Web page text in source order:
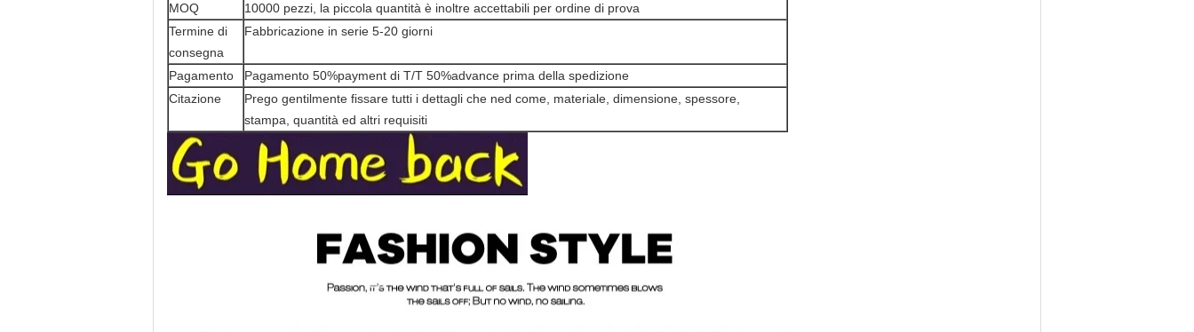
MOQ
10000 pezzi, la piccola quantità è inoltre accettabili per ordine di prova
Termine di
consegna
Fabbricazione in serie 5-20 giorni
Pagamento
Pagamento 50%payment di T/T 50%advance prima della spedizione
Citazione
Prego gentilmente fissare tutti i dettagli che ned come, materiale, dimensione, spessore,
stampa, quantità ed altri requisiti